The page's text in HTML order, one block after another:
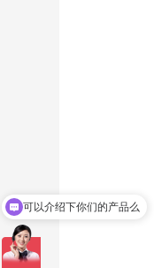
可以介绍下你们的产品么
你们是怎么收费的呢